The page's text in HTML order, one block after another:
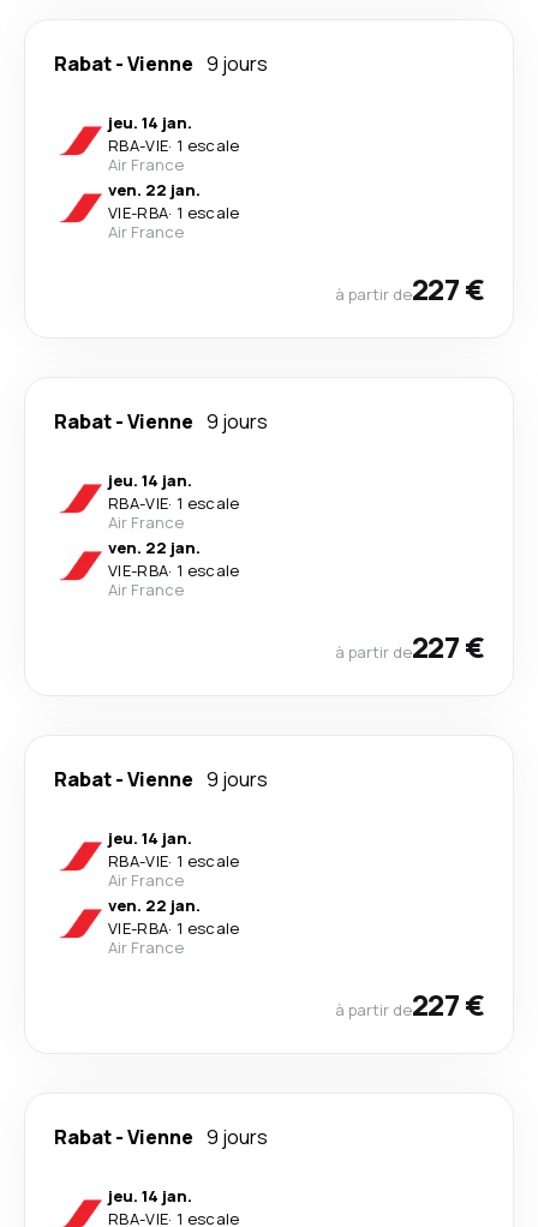
Rabat-Vienne 9 jours
jeu. 14 jan.
RBA-VIE· 1 escale
Air France
ven. 22 jan.
VIE-RBA· 1 escale
Air France
à partir de227 €
Rabat-Vienne 9 jours
jeu. 14 jan.
RBA-VIE· 1 escale
Air France
ven. 22 jan.
VIE-RBA· 1 escale
Air France
à partir de227 €
Rabat-Vienne 9 jours
jeu. 14 jan.
RBA-VIE· 1 escale
Air France
ven. 22 jan.
VIE-RBA· 1 escale
Air France
à partir de227 €
Rabat-Vienne 9 jours
jeu. 14 jan.
RBA-VIE· 1 escale